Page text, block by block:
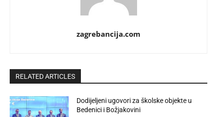
zagrebancija.com
RELATED ARTICLES
Dodijeljeni ugovori za školske objekte u
Bedenici i Božjakovini